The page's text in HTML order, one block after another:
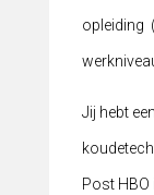
opleiding
Jij hebt
Post HBO